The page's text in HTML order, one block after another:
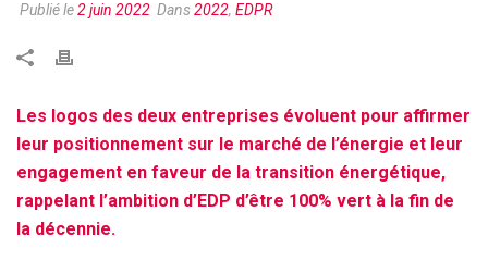
Publié le2 juin 2022 Dans2022, EDPR
Les logos des deux entreprises évoluent pour affirmer
leur positionnement sur le marché de l’énergie et leur
engagement en faveur de la transition énergétique,
rappelant l’ambition d’EDP d’être 100% vert à la fin de
la décennie.